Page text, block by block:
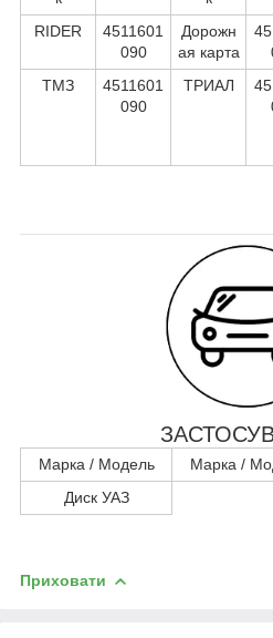
RIDER
4511601
090
Дорожн
ая карта
ТМЗ
4511601
090
ТРИАЛ
Марка / Модель Марка /
Диск УАЗ
Приховати